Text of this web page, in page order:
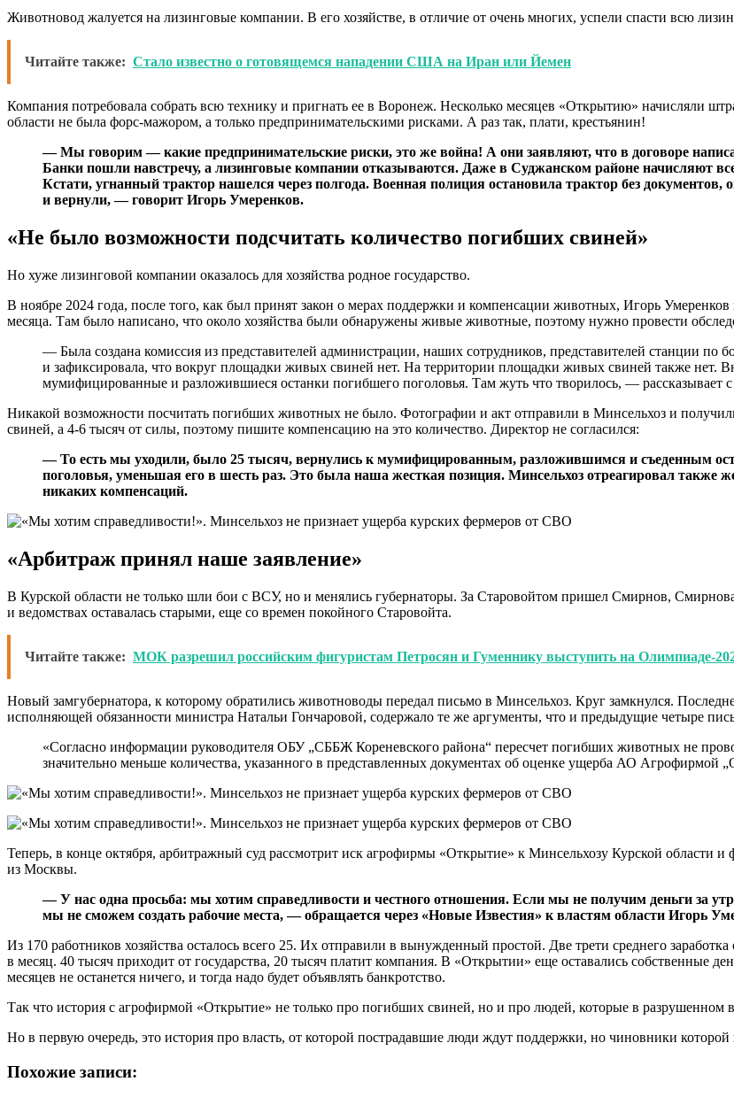
Животновод жалуется на лизинговые компании. В его хозяйстве, в отличие от очень многих, успели спасти всю
Читайте также: Стало известно о готовящемся нападении США на Иран или Йемен
Компания потребовала собрать всю технику и пригнать ее в Воронеж. Несколько месяцев «Открытию» начисляли
области не была форс-мажором, а только предпринимательскими рисками. А раз так, плати, крестьянин!
— Мы говорим — какие предпринимательские риски, это же война! А они заявляют, что в договоре
Банки пошли навстречу, а лизинговые компании отказываются. Даже в Суджанском районе начисляют
Кстати, угнанный трактор нашелся через полгода. Военная полиция остановила трактор без
и вернули, — говорит Игорь Умеренков.
«Не было возможности подсчитать количество погибших свиней»
Но хуже лизинговой компании оказалось для хозяйства родное государство.
В ноябре 2024 года, после того, как был принят закон о мерах поддержки и компенсации животных, Игорь
месяца. Там было написано, что около хозяйства были обнаружены живые животные, поэтому нужно провести
— Была создана комиссия из представителей администрации, наших сотрудников, представителей станции по
и зафиксировала, что вокруг площадки живых свиней нет. На территории площадки живых свиней также
мумифицированные и разложившиеся останки погибшего поголовья. Там жуть что творилось, — рассказывает
Никакой возможности посчитать погибших животных не было. Фотографии и акт отправили в Минсельхоз и
свиней, а 4-6 тысяч от силы, поэтому пишите компенсацию на это количество. Директор не согласился:
— То есть мы уходили, было 25 тысяч, вернулись к мумифицированным, разложившимся и съеденным
поголовья, уменьшая его в шесть раз. Это была наша жесткая позиция. Минсельхоз отреагировал также
никаких компенсаций.
«Арбитраж принял наше заявление»
В Курской области не только шли бои с ВСУ, но и менялись губернаторы. За Старовойтом пришел Смирнов,
и ведомствах оставалась старыми, еще со времен покойного Старовойта.
Читайте также: МОК разрешил российским фигуристам Петросян и Гуменнику выступить на Олимпиаде-
Новый замгубернатора, к которому обратились животноводы передал письмо в Минсельхоз. Круг замкнулся.
исполняющей обязанности министра Натальи Гончаровой, содержало те же аргументы, что и предыдущие четыре
«Согласно информации руководителя ОБУ „СББЖ Кореневского района“ пересчет погибших животных не
значительно меньше количества, указанного в представленных документах об оценке ущерба АО Агрофирмой
Теперь, в конце октября, арбитражный суд рассмотрит иск агрофирмы «Открытие» к Минсельхозу Курской области
из Москвы.
— У нас одна просьба: мы хотим справедливости и честного отношения. Если мы не получим деньги за
мы не сможем создать рабочие места, — обращается через «Новые Известия» к властям области Игорь
Из 170 работников хозяйства осталось всего 25. Их отправили в вынужденный простой. Две трети среднего
в месяц. 40 тысяч приходит от государства, 20 тысяч платит компания. В «Открытии» еще оставались собственные
месяцев не останется ничего, и тогда надо будет объявлять банкротство.
Так что история с агрофирмой «Открытие» не только про погибших свиней, но и про людей, которые в разрушенном
Но в первую очередь, это история про власть, от которой пострадавшие люди ждут поддержки, но чиновники
Похожие записи: